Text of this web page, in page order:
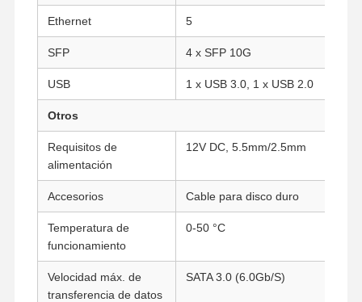
Mini PC POE
NAS Mini PC también
Mini PC de Oficina
Placa base industrial
Tarjeta base del firewall
Ethernet 5
SFP 4 x SFP 10G
USB 1 x USB 3.0, 1 x USB 2.0
Otros
Requisitos de
alimentación
12V DC, 5.5mm/2.5mm
Accesorios Cable para disco duro
Temperatura de
funcionamiento
0-50 °C
Velocidad máx. de
transferencia de datos
SATA 3.0 (6.0Gb/S)